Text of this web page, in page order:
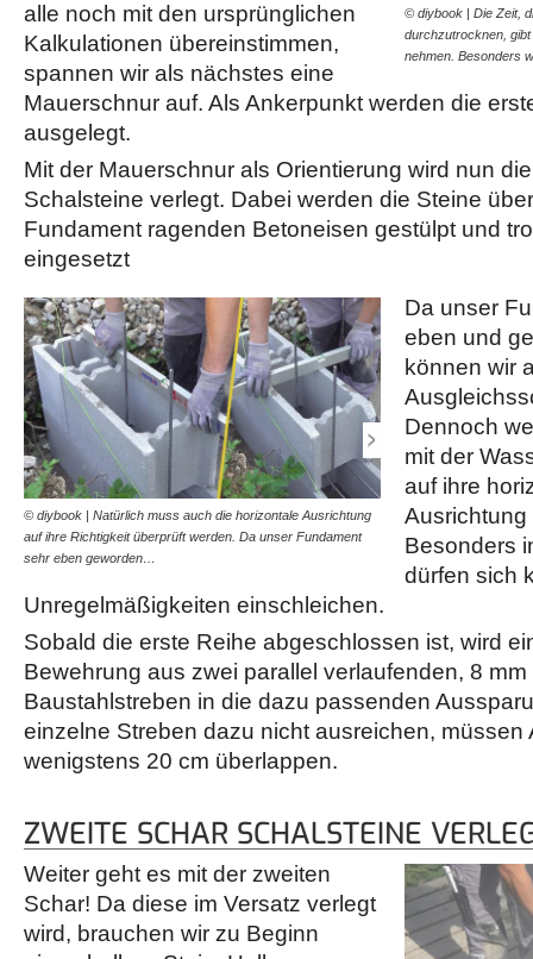
© diybook | Die Zeit,
durchzutrocknen,
nehmen. Besonders
alle noch mit den ursprünglichen
Kalkulationen übereinstimmen,
spannen wir als nächstes eine
Mauerschnur auf. Als Ankerpunkt werden die
ausgelegt.
Mit der Mauerschnur als Orientierung wird nun
Schalsteine verlegt. Dabei werden die Steine
Fundament ragenden Betoneisen gestülpt und
eingesetzt
© diybook | Natürlich muss auch die horizontale Ausrichtung
auf ihre Richtigkeit überprüft werden. Da unser Fundament
sehr eben geworden…
© diybook | Die erste
in den Auslassungen der
aus zwei 8 mmm…
Da unser
eben und
können wir
Dennoch
mit der
auf ihre
Ausrichtung
Besonders
dürfen sich
Unregelmäßigkeiten einschleichen.
Sobald die erste Reihe abgeschlossen ist, wird
Bewehrung aus zwei parallel verlaufenden, 8
Baustahlstreben in die dazu passenden
einzelne Streben dazu nicht ausreichen, müssen
wenigstens 20 cm überlappen.
ZWEITE SCHAR SCHALSTEINE
Weiter geht es mit der zweiten
Schar! Da diese im Versatz verlegt
wird, brauchen wir zu Beginn